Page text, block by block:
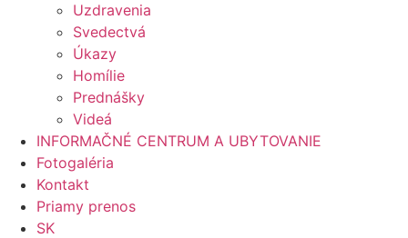
Uzdravenia
Svedectvá
Úkazy
Homílie
Prednášky
Videá
INFORMAČNÉ CENTRUM A UBYTOVANIE
Fotogaléria
Kontakt
Priamy prenos
SK